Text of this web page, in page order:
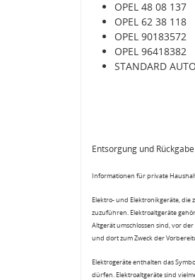
OPEL 48 08 137
OPEL 62 38 118
OPEL 90183572
OPEL 96418382
STANDARD
Entsorgung und
Informationen für private
Elektro- und Elektronikgeräte, die
zuzuführen. Elektroaltgeräte
Altgerät umschlossen sind, vor
und dort zum Zweck der
Elektrogeräte enthalten das
dürfen. Elektroaltgeräte sind